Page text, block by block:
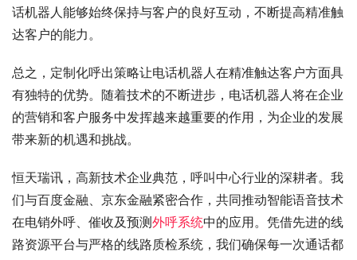
话机器人能够始终保持与客户的良好互动，不断提高精准触
达客户的能力。
总之，定制化呼出策略让电话机器人在精准触达客户方面具
有独特的优势。随着技术的不断进步，电话机器人将在企业
的营销和客户服务中发挥越来越重要的作用，为企业的发展
带来新的机遇和挑战。
恒天瑞讯，高新技术企业典范，呼叫中心行业的深耕者。我
们与百度金融、京东金融紧密合作，共同推动智能语音技术
在电销外呼、催收及预测外呼系统中的应用。凭借先进的线
路资源平台与严格的线路质检系统，我们确保每一次通话都